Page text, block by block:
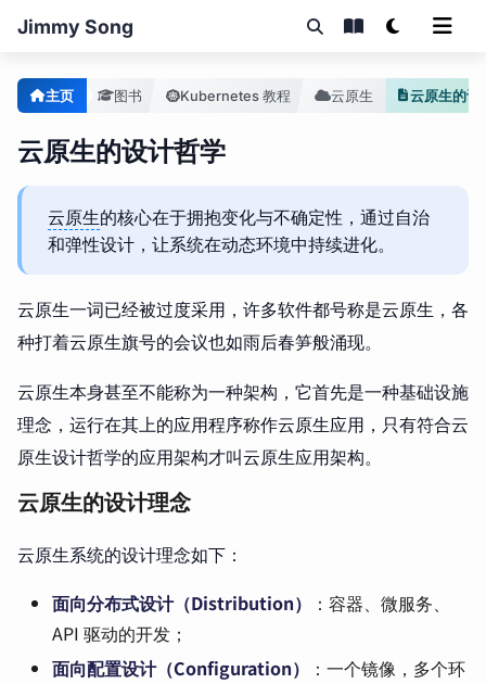
Jimmy Song
主页 图书 Kubernetes 教程 云原生 云原生的设
云原生的设计哲学
云原生的核心在于拥抱变化与不确定性，通过自治
和弹性设计，让系统在动态环境中持续进化。
云原生一词已经被过度采用，许多软件都号称是云原生，各
种打着云原生旗号的会议也如雨后春笋般涌现。
云原生本身甚至不能称为一种架构，它首先是一种基础设施
理念，运行在其上的应用程序称作云原生应用，只有符合云
原生设计哲学的应用架构才叫云原生应用架构。
云原生的设计理念
云原生系统的设计理念如下：
面向分布式设计（Distribution）
：容器、微服务、
API 驱动的开发；
面向配置设计（Configuration）
：一个镜像，多个环